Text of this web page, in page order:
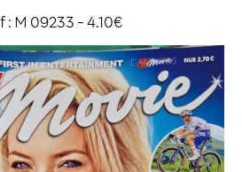
: M 09233 - 4.10€